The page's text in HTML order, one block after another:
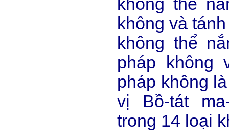
không và
không thể
pháp không
pháp không
vị Bồ-tát
trong 14 loại